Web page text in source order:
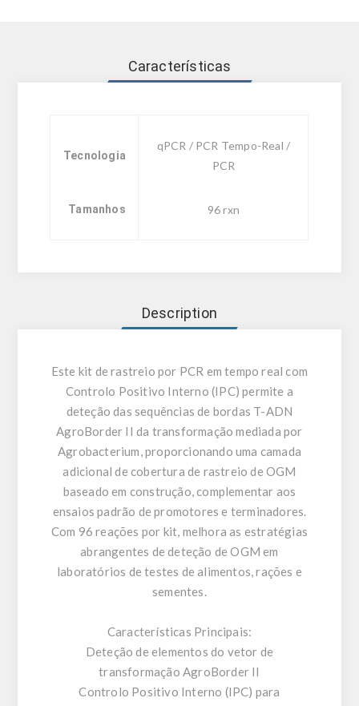
Características
Tecnologia
qPCR / PCR Tempo-Real /
PCR
Tamanhos 96 rxn
Description
Este kit de rastreio por PCR em tempo real com
Controlo Positivo Interno (IPC) permite a
deteção das sequências de bordas T-ADN
AgroBorder II da transformação mediada por
Agrobacterium, proporcionando uma camada
adicional de cobertura de rastreio de OGM
baseado em construção, complementar aos
ensaios padrão de promotores e terminadores.
Com 96 reações por kit, melhora as estratégias
abrangentes de deteção de OGM em
laboratórios de testes de alimentos, rações e
sementes.
Características Principais:
Deteção de elementos do vetor de
transformação AgroBorder II
Controlo Positivo Interno (IPC) para